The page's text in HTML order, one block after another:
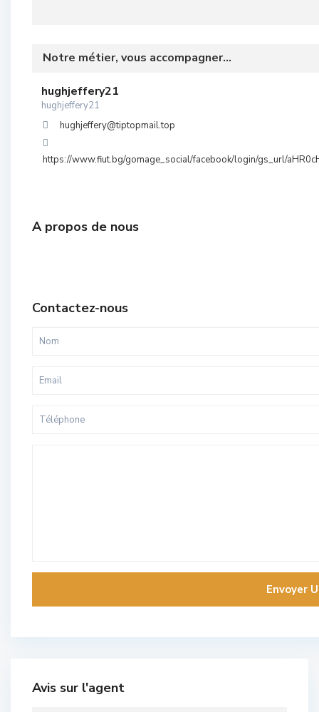
Notre métier, vous accompagner...
hughjeffery21
hughjeffery21
hughjeffery@tiptopmail.top
https://www.fiut.bg/gomage_social/facebook/login/gs_url/
A propos de nous
Contactez-nous
Avis sur l'agent